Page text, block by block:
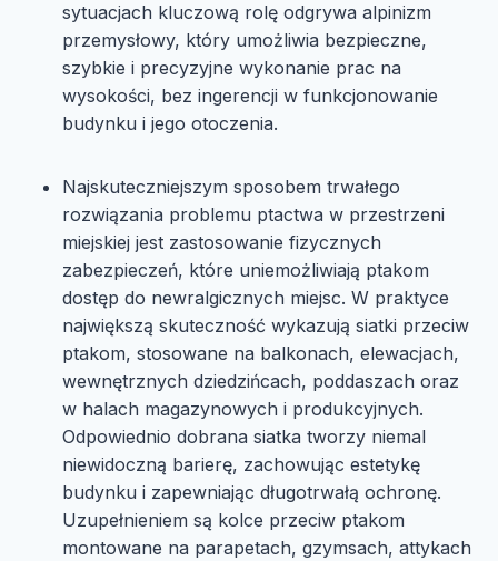
sytuacjach kluczową rolę odgrywa alpinizm
przemysłowy, który umożliwia bezpieczne,
szybkie i precyzyjne wykonanie prac na
wysokości, bez ingerencji w funkcjonowanie
budynku i jego otoczenia.
Najskuteczniejszym sposobem trwałego
rozwiązania problemu ptactwa w przestrzeni
miejskiej jest zastosowanie fizycznych
zabezpieczeń, które uniemożliwiają ptakom
dostęp do newralgicznych miejsc. W praktyce
największą skuteczność wykazują siatki przeciw
ptakom, stosowane na balkonach, elewacjach,
wewnętrznych dziedzińcach, poddaszach oraz
w halach magazynowych i produkcyjnych.
Odpowiednio dobrana siatka tworzy niemal
niewidoczną barierę, zachowując estetykę
budynku i zapewniając długotrwałą ochronę.
Uzupełnieniem są kolce przeciw ptakom
montowane na parapetach, gzymsach, attykach